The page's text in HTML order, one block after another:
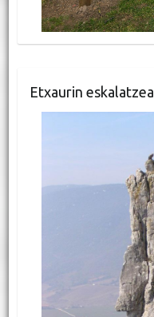
Etxaurin eskalatzea